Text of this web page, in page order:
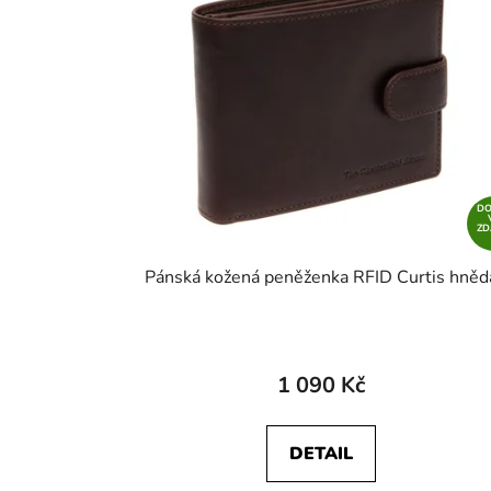
Pánská kožená peněženka RFID Curtis
1 090 Kč
DETAIL